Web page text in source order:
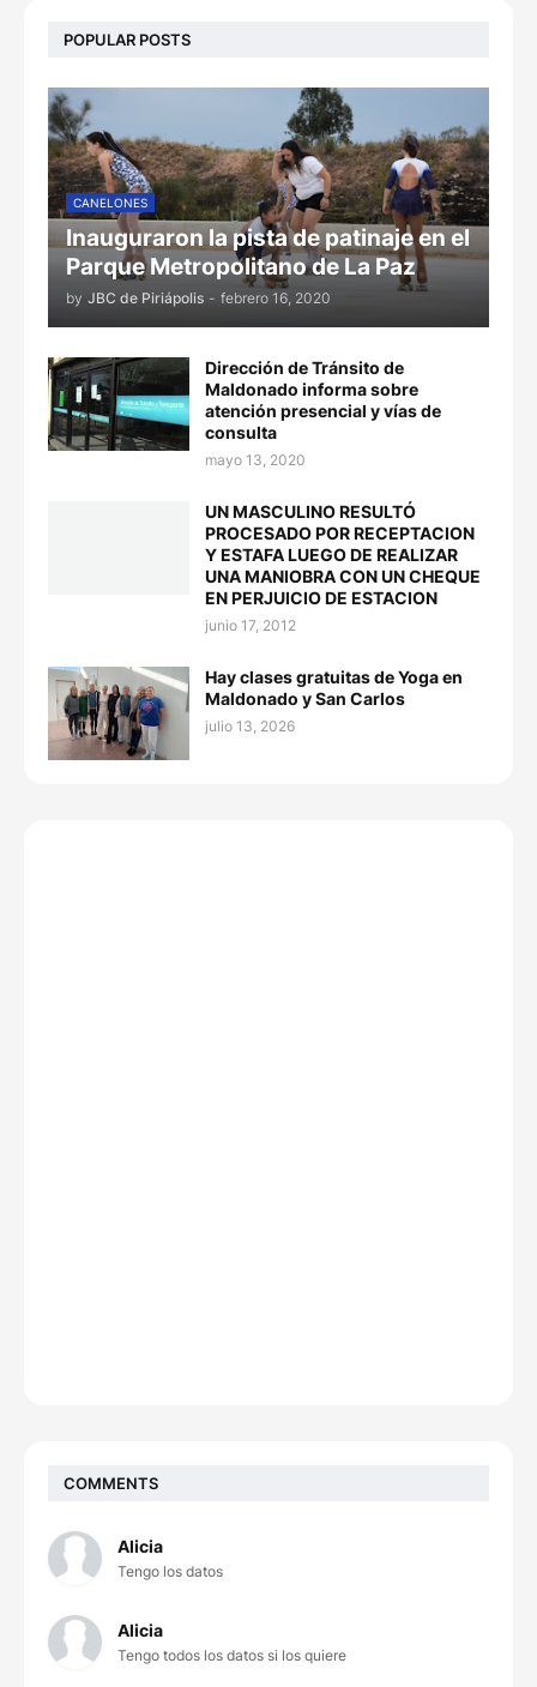
POPULAR POSTS
CANELONES
Inauguraron la pista de patinaje en el
Parque Metropolitano de La Paz
by JBC de Piriápolis - febrero 16, 2020
Dirección de Tránsito de
Maldonado informa sobre
atención presencial y vías de
consulta
mayo 13, 2020
UN MASCULINO RESULTÓ
PROCESADO POR RECEPTACION
Y ESTAFA LUEGO DE REALIZAR
UNA MANIOBRA CON UN CHEQUE
EN PERJUICIO DE ESTACION
junio 17, 2012
Hay clases gratuitas de Yoga en
Maldonado y San Carlos
julio 13, 2026
COMMENTS
Alicia
Tengo los datos
Alicia
Tengo todos los datos si los quiere